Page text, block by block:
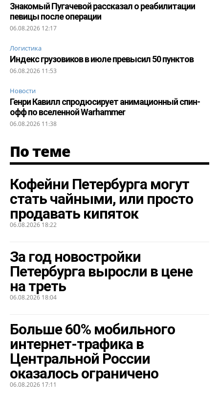
Знакомый Пугачевой рассказал о реабилитации
певицы после операции
06.08.2026 12:17
Логистика
Индекс грузовиков в июле превысил 50 пунктов
06.08.2026 11:53
Новости
Генри Кавилл спродюсирует анимационный спин-
офф по вселенной Warhammer
06.08.2026 11:38
По теме
Кофейни Петербурга могут
стать чайными, или просто
продавать кипяток
06.08.2026 18:22
За год новостройки
Петербурга выросли в цене
на треть
06.08.2026 18:04
Больше 60% мобильного
интернет-трафика в
Центральной России
оказалось ограничено
06.08.2026 17:11